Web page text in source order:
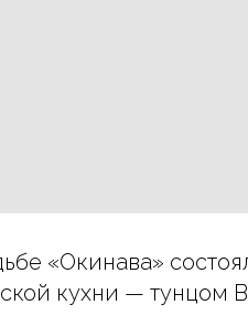
«Окинава»
кухни — тунцом